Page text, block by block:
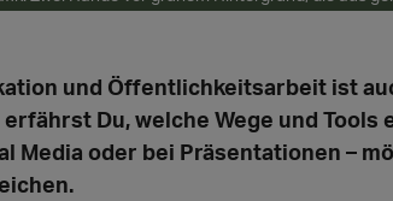
und Öffentlichkeitsarbeit ist
Du, welche Wege und Tools
Media oder bei Präsentationen –